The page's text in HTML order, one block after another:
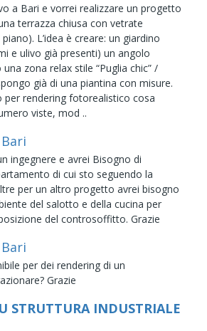
a Bari e vorrei realizzare un progetto
terrazza chiusa con vetrate
L’idea è creare: un giardino
e ulivo già presenti) un angolo
zona relax stile “Puglia chic” /
già di una piantina con misure.
per rendering fotorealistico cosa
viste, mod ..
ingegnere e avrei Bisogno di
di cui sto seguendo la
per un altro progetto avrei bisogno
del salotto e della cucina per
del controsoffitto. Grazie
per dei rendering di un
Grazie
STRUTTURA INDUSTRIALE